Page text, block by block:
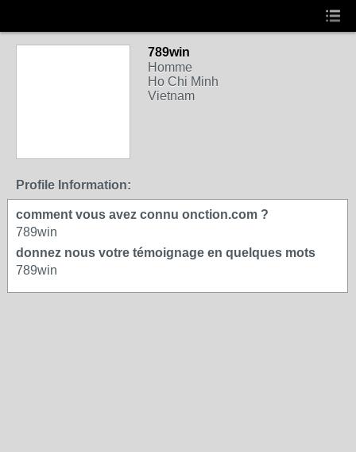
789win
Homme
Ho Chi Minh
Vietnam
Profile Information:
comment vous avez connu onction.com ?
789win
donnez nous votre témoignage en quelques mots
789win